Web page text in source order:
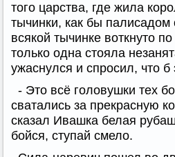
того царства, где жила
тычинки, как бы палисадом
всякой тычинке воткнуто
только одна стояла
ужаснулся и спросил, что б
- Это всё головушки тех
сватались за прекрасную
сказал Ивашка белая
бойся, ступай смело.